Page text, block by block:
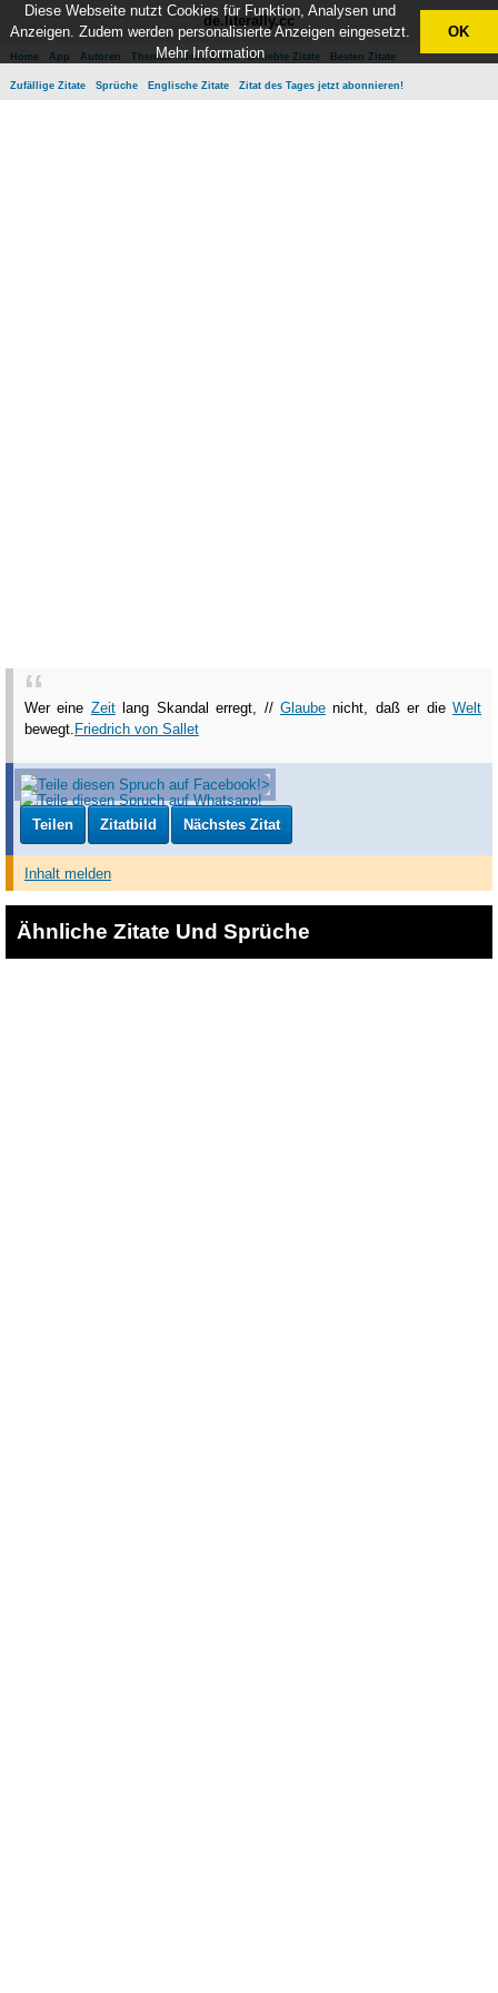
de.literally.cc
Home App Autoren Themen Neue Zitate Beliebte Zitate Besten Zitate
Zufällige Zitate Sprüche Englische Zitate Zitat des Tages jetzt abonnieren!
Wer eine Zeitlang Skandal erregt, // Glaubenicht, daß er dieWelt
bewegt. Friedrich von Sallet
Teilen Zitatbild Nächstes Zitat
Inhalt melden
Ähnliche Zitate Und Sprüche
Diese Webseite nutzt Cookies für Funktion, Analysen und
Anzeigen. Zudem werden personalisierte Anzeigen eingesetzt.
Mehr Information
OK